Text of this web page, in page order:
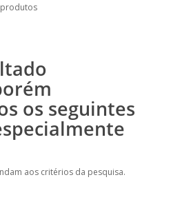
os seguintes
aos critérios da pesquisa.